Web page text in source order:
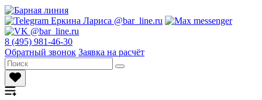
8 (495) 981-46-30
Обратный звонок Заявка на расчёт